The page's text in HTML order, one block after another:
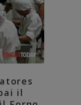
il